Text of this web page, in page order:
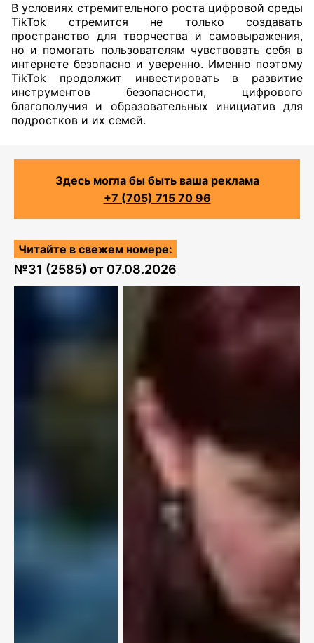
В условиях стремительного роста цифровой среды
TikTok стремится не только создавать
пространство для творчества и самовыражения,
но и помогать пользователям чувствовать себя в
интернете безопасно и уверенно. Именно поэтому
TikTok продолжит инвестировать в развитие
инструментов безопасности, цифрового
благополучия и образовательных инициатив для
подростков и их семей.
Здесь могла бы быть ваша реклама
+7 (705) 715 70 96
Читайте в свежем номере:
№31 (2585) от 07.08.2026